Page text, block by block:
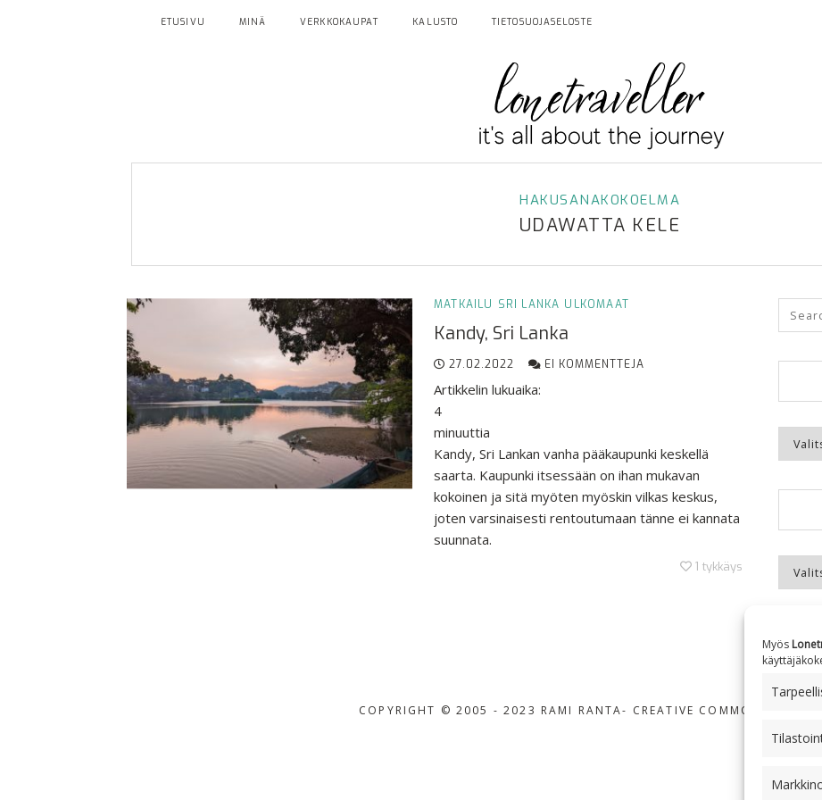
Myös
ETUSIVU MINÄ VERKKOKAUPAT KALUSTO TIETOSUOJASELOSTE
HAKUSANAKOKOELMA
UDAWATTA KELE
MATKAILU SRI LANKA ULKOMAAT
Kandy, Sri Lanka
27.02.2022 EI KOMMENTTEJA
Artikkelin lukuaika:
4
minuuttia
Kandy, Sri Lankan vanha pääkaupunki keskellä
saarta. Kaupunki itsessään on ihan mukavan
kokoinen ja sitä myöten myöskin vilkas keskus,
joten varsinaisesti rentoutumaan tänne ei kannata
suunnata.
1 tykkäys
COPYRIGHT © 2005 - 2023 RAMI RANTA- CREATIVE COMMONS BY-NC